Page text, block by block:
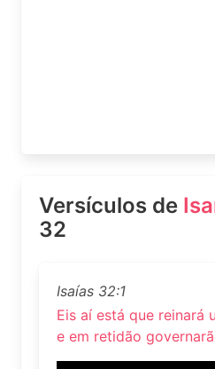
Versículos de
32
Isaías 32:1
Eis aí está que reinará
e em retidão